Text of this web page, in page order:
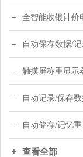
全智能收银计价
自动保存数据/
触摸屏称重显示
自动记录/保存
自动储存/记忆
查看全部